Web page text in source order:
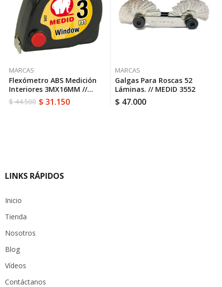
MARCAS
Flexómetro ABS Medición
Interiores 3MX16MM //
MEDID 5417
$44.500
El $ 31.150
El
MARCAS
Galgas Para Roscas 52
Láminas. // MEDID 3552
$ 47.000
LINKS RÁPIDOS
Inicio
Tienda
Nosotros
Blog
Vídeos
Contáctanos